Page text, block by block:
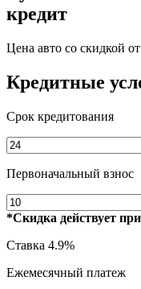
кредит
Цена авто со скидкой
Кредитные
Срок кредитования
Первоначальный взнос
*Скидка действует
Ставка 4.9%
Ежемесячный платеж